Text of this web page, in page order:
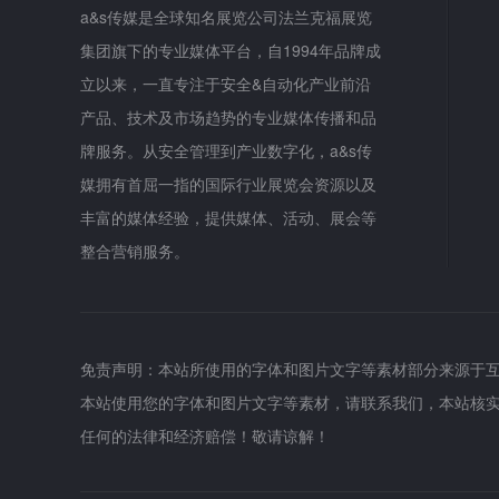
a&s传媒是全球知名展览公司法兰克福展览
集团旗下的专业媒体平台，自1994年品牌成
立以来，一直专注于安全&自动化产业前沿
产品、技术及市场趋势的专业媒体传播和品
牌服务。从安全管理到产业数字化，a&s传
媒拥有首屈一指的国际行业展览会资源以及
丰富的媒体经验，提供媒体、活动、展会等
整合营销服务。
免责声明：本站所使用的字体和图片文字等素材部分来源
本站使用您的字体和图片文字等素材，请联系我们，本站
任何的法律和经济赔偿！敬请谅解！